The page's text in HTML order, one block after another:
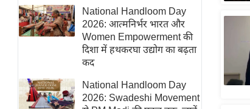
ई-पेपर
मिसाल बेमिसाल
शख्सियत
यंग इंडिया
साहित्य जगत
ऑटो वर्ल्ड
National Handloom Day
2026: आत्मनिर्भर भारत और
Women Empowerment की
दिशा में हथकरघा उद्योग का बढ़ता
कद
National Handloom Day
2026: Swadeshi Movement